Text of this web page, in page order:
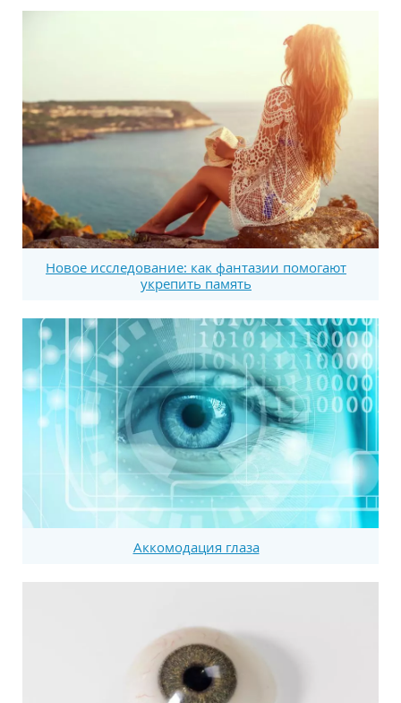
Новое исследование: как фантазии помогают
укрепить память
Аккомодация глаза